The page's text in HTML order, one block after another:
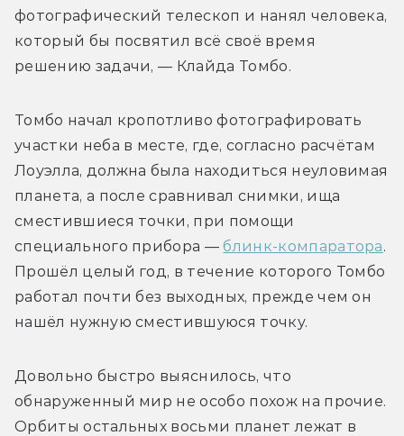
фотографический телескоп и нанял человека,
который бы посвятил всё своё время
решению задачи, — Клайда Томбо.
Томбо начал кропотливо фотографировать
участки неба в месте, где, согласно расчётам
Лоуэлла, должна была находиться неуловимая
планета, а после сравнивал снимки, ища
сместившиеся точки, при помощи
специального прибора — блинк-компаратора.
Прошёл целый год, в течение которого Томбо
работал почти без выходных, прежде чем он
нашёл нужную сместившуюся точку.
Довольно быстро выяснилось, что
обнаруженный мир не особо похож на прочие.
Орбиты остальных восьми планет лежат в